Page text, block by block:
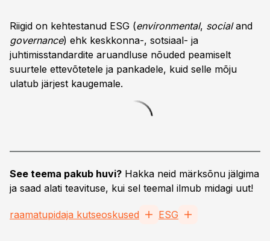
Riigid on kehtestanud ESG (environmental, socialand
governance) ehk keskkonna-, sotsiaal- ja
juhtimisstandardite aruandluse nõuded peamiselt
suurtele ettevõtetele ja pankadele, kuid selle mõju
ulatub järjest kaugemale.
See teema pakub huvi? Hakka neid märksõnu jälgima
ja saad alati teavituse, kui sel teemal ilmub midagi uut!
raamatupidaja kutseoskused ESG